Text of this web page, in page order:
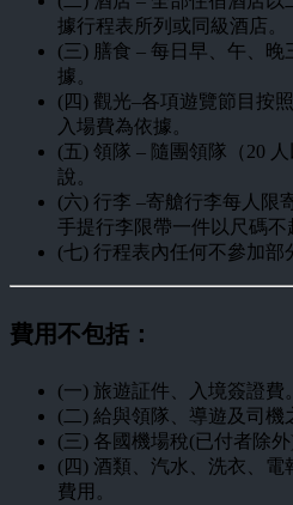
據行程表所列或同級酒店。
(三) 膳食 – 每日早、午、
據。
(四) 觀光–各項遊覽節目按
入場費為依據。
(五) 領隊 – 隨團領隊（20
說。
(六) 行李 –寄艙行李每人限
手提行李限帶一件以尺碼不
(七) 行程表內任何不參加部
費用不包括：
(一) 旅遊証件、入境簽證費。
(二) 給與領隊、導遊及司機
(三) 各國機場稅(已付者除外
(四) 酒類、汽水、洗衣、電
費用。